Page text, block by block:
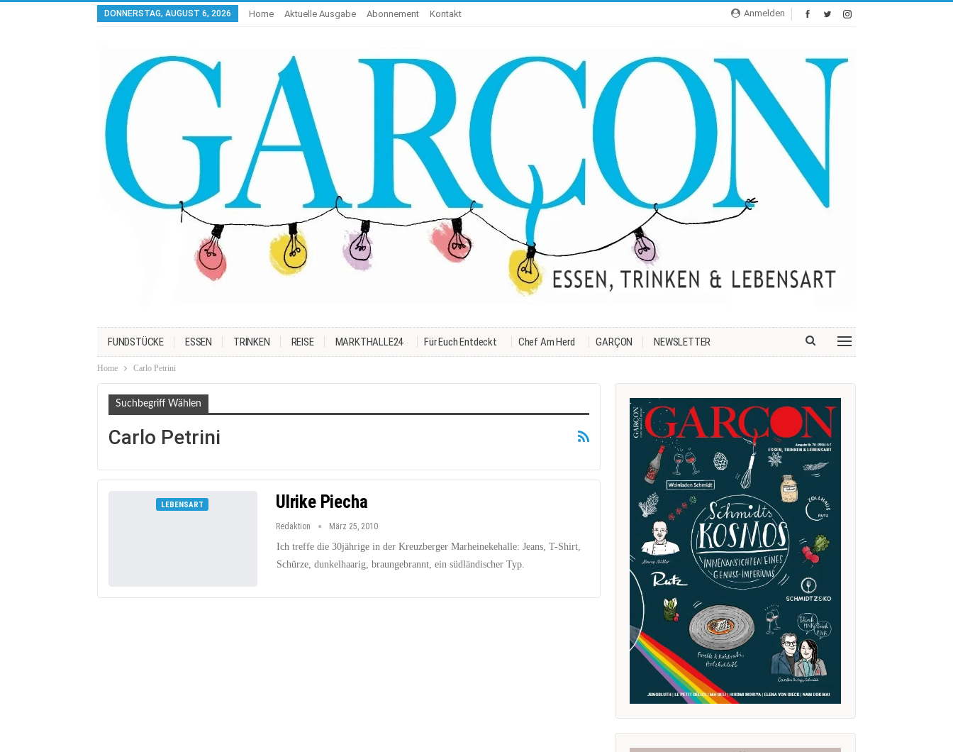
Anmelden
DONNERSTAG, AUGUST 6, 2026 Home Aktuelle Ausgabe Abonnement Kontakt
FUNDSTÜCKE ESSEN TRINKEN REISE MARKTHALLE24 Für Euch Entdeckt Chef Am Herd GARÇON NEWSLETTER
Home Carlo Petrini
Suchbegriff Wählen
Carlo Petrini
LEBENSART Ulrike Piecha
Redaktion März 25, 2010
Ich treffe die 30jährige in der Kreuzberger Marheinekehalle: Jeans, T-Shirt,
Schürze, dunkelhaarig, braungebrannt, ein südländischer Typ.